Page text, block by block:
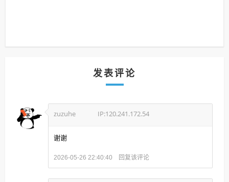
发表评论
zuzuhe IP:120.241.172.54
谢谢
2026-05-26 22:40:40 回复该评论